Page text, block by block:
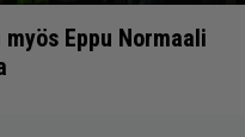
Eppu Normaali